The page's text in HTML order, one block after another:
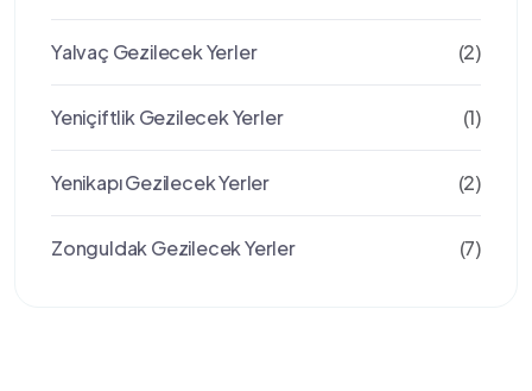
Yalvaç Gezilecek Yerler (2)
Yeniçiftlik Gezilecek Yerler (1)
Yenikapı Gezilecek Yerler (2)
Zonguldak Gezilecek Yerler (7)